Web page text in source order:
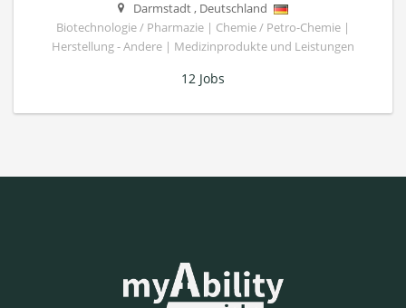
Darmstadt, Deutschland
Biotechnologie / Pharmazie | Chemie / Petro-Chemie |
Herstellung - Andere | Medizinprodukte und Leistungen
12 Jobs